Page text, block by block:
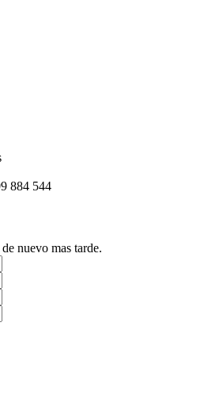
884 544
nuevo mas tarde.